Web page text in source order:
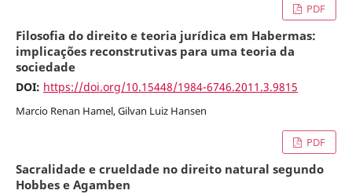
PDF
Filosofia do direito e teoria jurídica em Habermas:
implicações reconstrutivas para uma teoria da
sociedade
DOI: https://doi.org/10.15448/1984-6746.2011.3.9815
Marcio Renan Hamel, Gilvan Luiz Hansen
PDF
Sacralidade e crueldade no direito natural segundo
Hobbes e Agamben